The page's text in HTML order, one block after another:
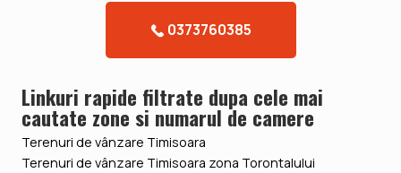
0373760385
Linkuri rapide filtrate dupa cele mai
cautate zone si numarul de camere
Terenuri de vânzare Timisoara
Terenuri de vânzare Timisoara zona Torontalului